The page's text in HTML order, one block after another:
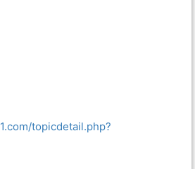
topicdetail.php?